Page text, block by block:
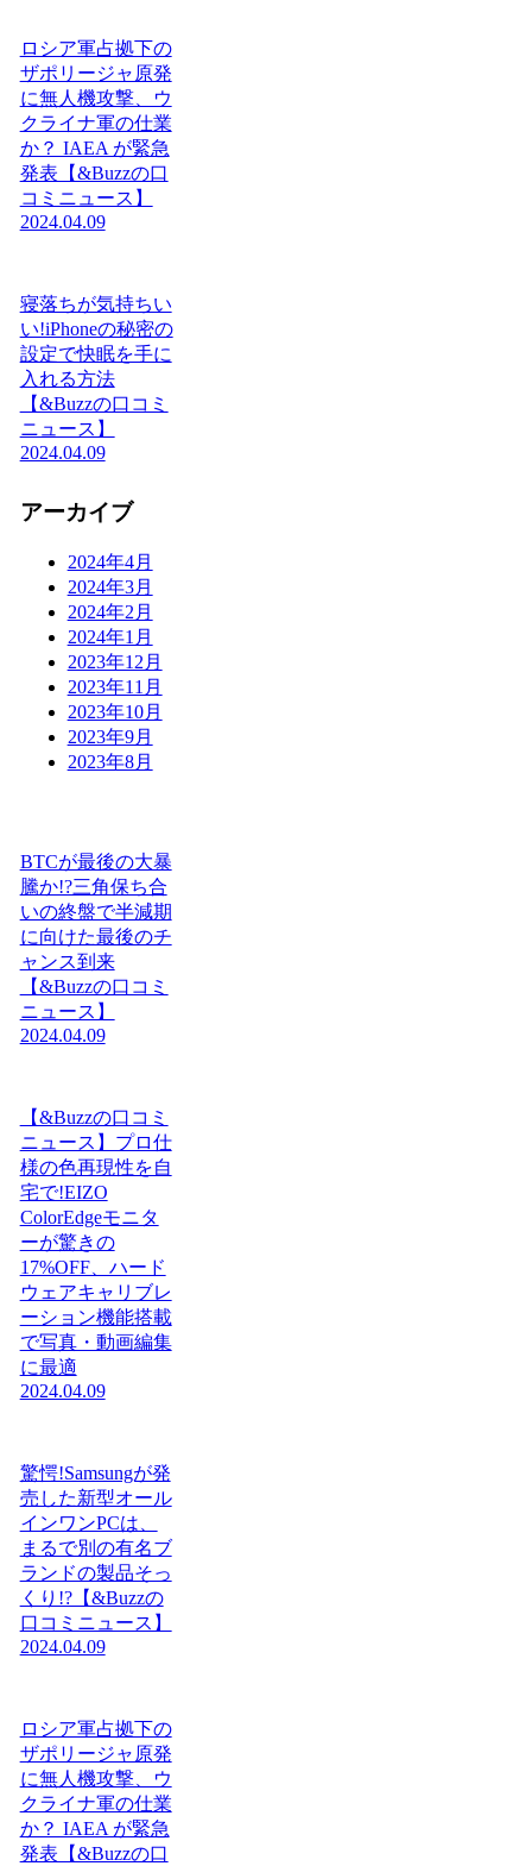
ロシア軍占拠下の
ザポリージャ原発
に無人機攻撃、ウ
クライナ軍の仕業
か？ IAEA が緊急
発表【&Buzzの口
コミニュース】
2024.04.09
寝落ちが気持ちい
い!iPhoneの秘密の
設定で快眠を手に
入れる方法
【&Buzzの口コミ
ニュース】
2024.04.09
アーカイブ
2024年4月
2024年3月
2024年2月
2024年1月
2023年12月
2023年11月
2023年10月
2023年9月
2023年8月
BTCが最後の大暴
騰か!?三角保ち合
いの終盤で半減期
に向けた最後のチ
ャンス到来
【&Buzzの口コミ
ニュース】
2024.04.09
【&Buzzの口コミ
ニュース】プロ仕
様の色再現性を自
宅で!EIZO
ColorEdgeモニタ
ーが驚きの
17%OFF、ハード
ウェアキャリブレ
ーション機能搭載
で写真・動画編集
に最適
2024.04.09
驚愕!Samsungが発
売した新型オール
インワンPCは、
まるで別の有名ブ
ランドの製品そっ
くり!?【&Buzzの
口コミニュース】
2024.04.09
ロシア軍占拠下の
ザポリージャ原発
に無人機攻撃、ウ
クライナ軍の仕業
か？ IAEA が緊急
発表【&Buzzの口